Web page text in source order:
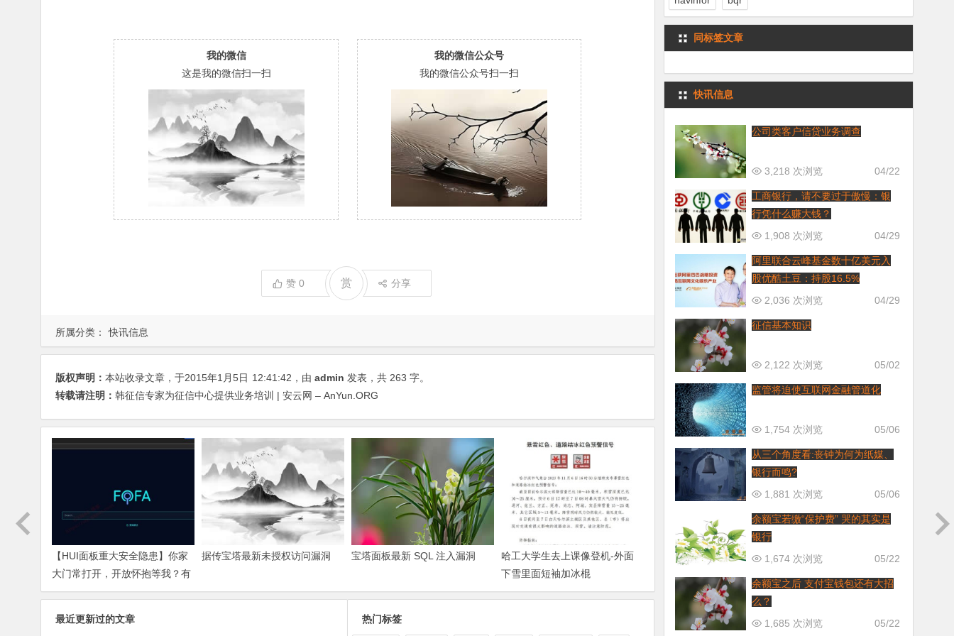
所属分类： 快讯信息
我的微信
这是我的微信扫一扫
我的微信公众号
我的微信公众号扫一扫
赞0 赏 分享
版权声明： 本站收录文章，于2015年1月5日 12:41:42 ，由 admin 发表，共 263 字。
转载请注明： 韩征信专家为征信中心提供业务培训 | 安云网 – AnYun.ORG
【HUI面板重大安全隐患】你家
大门常打开，开放怀抱等我？有
使用HUI面板的请立刻马上点进
据传宝塔最新未授权访问漏洞 宝塔面板最新 SQL 注入漏洞
哈工大学生去上课像登机-外面
下雪里面短袖加冰棍
最近更新过的文章 热门标签
同标签文章
快讯信息
公司类客户信贷业务调查
04/22
3,218 次浏览
工商银行，请不要过于傲慢：银
行凭什么赚大钱？
04/29
1,908 次浏览
阿里联合云峰基金数十亿美元入
股优酷土豆：持股16.5%
04/29
2,036 次浏览
征信基本知识
05/02
2,122 次浏览
监管将迫使互联网金融管道化
05/06
1,754 次浏览
从三个角度看:丧钟为何为纸媒、
银行而鸣?
05/06
1,881 次浏览
余额宝若缴“保护费” 哭的其实是
银行
05/22
1,674 次浏览
余额宝之后 支付宝钱包还有大招
么？
05/22
1,685 次浏览